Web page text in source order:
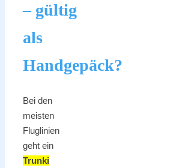
– gültig
als
Handgepäck?
Bei den
meisten
Fluglinien
geht ein
Trunki